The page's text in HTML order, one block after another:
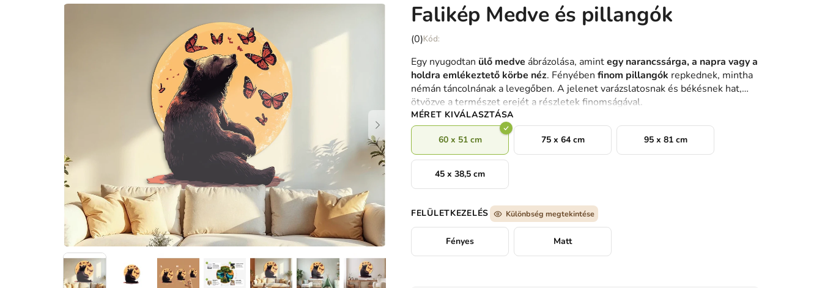
Falikép Medve és pillangók
A
átlagos
értékelése
5-
ből
0,0
csillag.
(0)
Egy nyugodtan ülő medve ábrázolása, amintegy narancssárga, a napra vagy a
holdra emlékeztető körbe néz. Fényében finom pillangók repkednek, mintha
némán táncolnának a levegőben. A jelenet varázslatosnak és békésnek hat,
ötvözve a természet erejét a részletek finomságával.
MÉRET KIVÁLASZTÁSA
60 x 51 cm 75 x 64 cm 95 x 81 cm
45 x 38,5 cm
FELÜLETKEZELÉS Különbség megtekintése
Fényes Matt